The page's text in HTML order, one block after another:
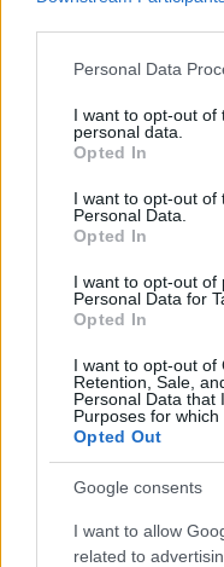
Please note that this
not limited to your visit
grant or deny consent
use your data for below
consent section.
Personal Data
I want to opt-out of
personal data.
Opted In
I want to opt-out of
Personal Data.
Opted In
I want to opt-out of
Personal Data for
Opted In
I want to opt-out of
Retention, Sale,
Personal Data that
Purposes for which
Opted Out
Google consents
I want to allow
related to
Ezért tudott a
izgalmas irodalmi
egyetemi tanár, férfi,
könyvtáros és
jeleskedő olvasó
összesen nem
Péter, a hazai
életét tette fel arra,
Bukowskit fordítson.
fordít. Miképp fordít?
csillag megy az
koituszok